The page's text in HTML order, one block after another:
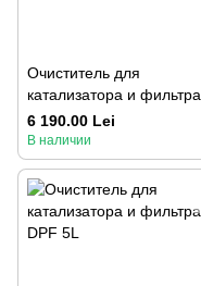
Очиститель для
катализатора и фильтра
DPF 25L
6 190.00 Lei
В наличии